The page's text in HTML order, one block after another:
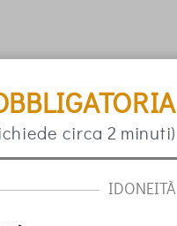
circa 2 minuti)
IDONEITÀ